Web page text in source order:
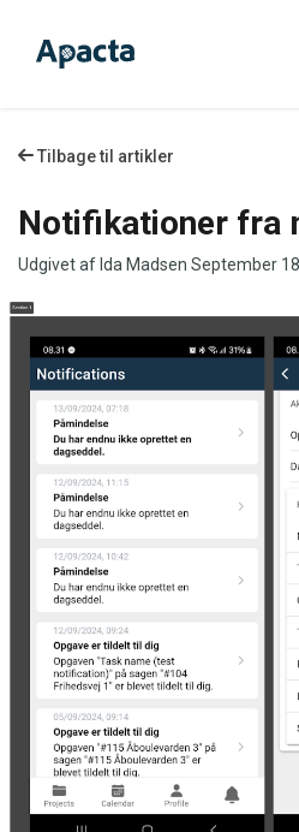
Tilbage til artikler
Notifikationer fra
Udgivet af Ida Madsen September